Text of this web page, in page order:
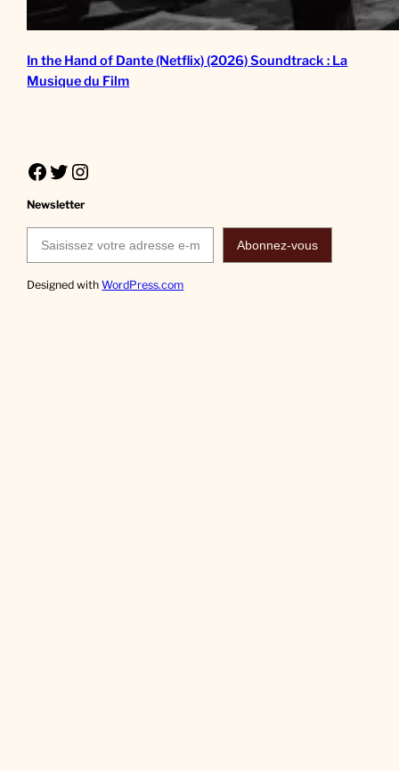
In the Hand of Dante (Netflix) (2026) Soundtrack : La
Musique du Film
Facebook Twitter Instagram
Newsletter
Saisissez votre adresse e-mail…
Abonnez-vous
Designed withWordPress.com